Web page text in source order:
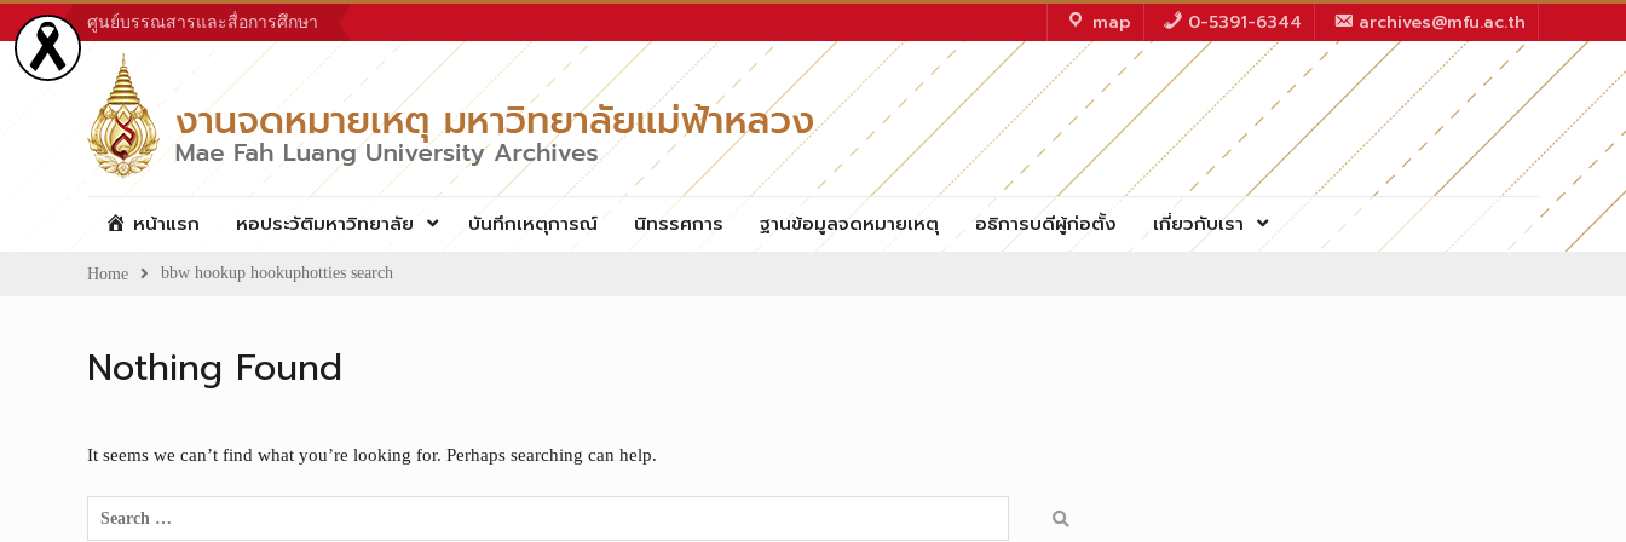
to
content
ศูนย์บรรณสารและสื่อการศึกษา map 0-5391-6344 archives@mfu.ac.th
หน้าแรก หอประวัติมหาวิทยาลัย บันทึกเหตุการณ์ นิทรรศการ ฐานข้อมูลจดหมายเหตุ อธิการบดีผู้ก่อตั้ง เกี่ยวกับเรา
Home bbw hookup hookuphotties search
Nothing Found
It seems we can’t find what you’re looking for. Perhaps searching can help.
Search
for: